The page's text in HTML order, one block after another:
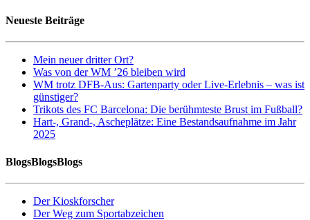
Neueste Beiträge
Mein neuer dritter Ort?
Was von der WM ’26 bleiben wird
WM trotz DFB-Aus: Gartenparty oder Live-Erlebnis – was ist
günstiger?
Trikots des FC Barcelona: Die berühmteste Brust im Fußball?
Hart-, Grand-, Ascheplätze: Eine Bestandsaufnahme im Jahr
2025
BlogsBlogsBlogs
Der Kioskforscher
Der Weg zum Sportabzeichen